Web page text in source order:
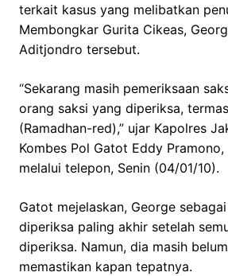
terkait kasus yang melibatkan
Membongkar Gurita Cikeas,
Aditjondro tersebut.
“Sekarang masih pemeriksaan
orang saksi yang diperiksa,
(Ramadhan-red),” ujar Kapolres
Kombes Pol Gatot Eddy
melalui telepon, Senin (04/01/10).
Gatot mejelaskan, George
diperiksa paling akhir setelah
diperiksa. Namun, dia masih
memastikan kapan tepatnya.